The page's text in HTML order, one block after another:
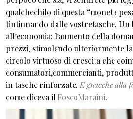
qualchechilo di questa “moneta
tintinnando dalle vostretasche. Un
all’economia: l’aumento della
prezzi, stimolando ulteriormente
circolo virtuoso di crescita che
consumatori,commercianti,
in tasche rinforzate. E gnacche alla
come diceva il FoscoMaraini.